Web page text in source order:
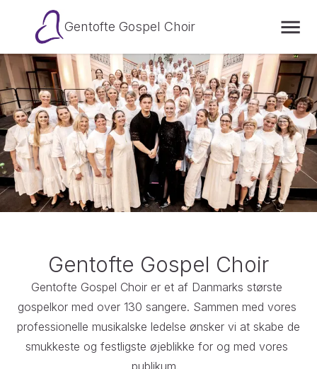
Gentofte Gospel Choir
Gentofte Gospel Choir
Gentofte Gospel Choir er et af Danmarks største
gospelkor med over 130 sangere. Sammen med vores
professionelle musikalske ledelse ønsker vi at skabe de
smukkeste og festligste øjeblikke for og med vores
publikum.